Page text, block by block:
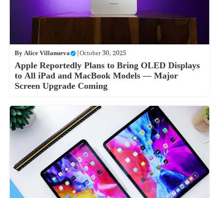
ByAlice Villanueva |October 30, 2025
Apple Reportedly Plans to Bring OLED Displays
to All iPad and MacBook Models — Major
Screen Upgrade Coming